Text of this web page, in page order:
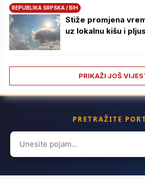
REPUBLIKA SRPSKA / BIH
Stiže promjena
uz lokalnu kišu i
PRIKAŽI JOŠ
PRETRAŽITE
Search
for: